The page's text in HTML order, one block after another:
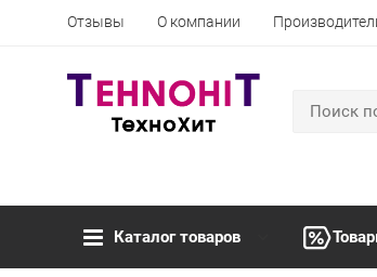
Отзывы О компании
Каталог товаров